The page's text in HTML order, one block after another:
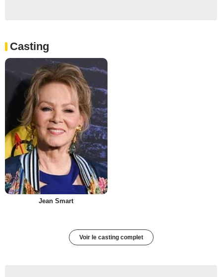
Casting
Jean Smart
Voir le casting complet